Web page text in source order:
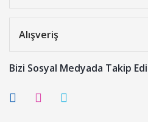
Alışveriş
Bizi Sosyal Medyada Takip